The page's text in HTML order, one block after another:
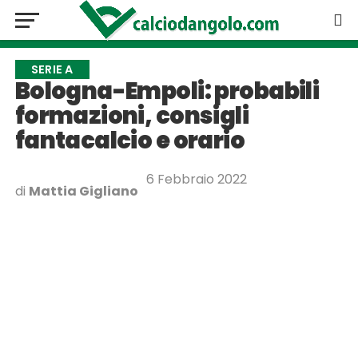
SERIE A
Bologna-Empoli: probabili
formazioni, consigli
fantacalcio e orario
di Mattia Gigliano
6 Febbraio 2022